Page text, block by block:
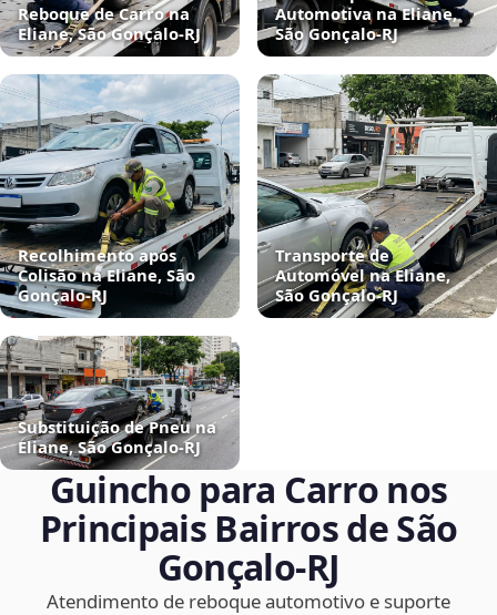
Reboque de Carro na
Eliane, São Gonçalo‑RJ
Automotiva na Eliane,
São Gonçalo‑RJ
Recolhimento após
Colisão na Eliane, São
Gonçalo‑RJ
Transporte de
Automóvel na Eliane,
São Gonçalo‑RJ
Substituição de Pneu na
Eliane, São Gonçalo‑RJ
Guincho para Carro nos
Principais Bairros de São
Gonçalo‑RJ
Atendimento de reboque automotivo e suporte